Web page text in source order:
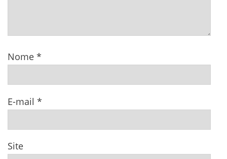
Nome *
E-mail *
Site